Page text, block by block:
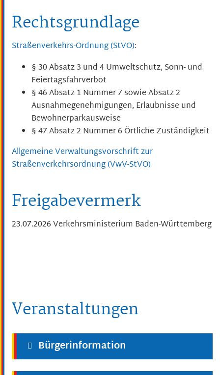
Rechtsgrundlage
Straßenverkehrs-Ordnung (StVO):
§ 30 Absatz 3 und 4 Umweltschutz, Sonn- und
Feiertagsfahrverbot
§ 46 Absatz 1 Nummer 7 sowie Absatz 2
Ausnahmegenehmigungen, Erlaubnisse und
Bewohnerparkausweise
§ 47 Absatz 2 Nummer 6 Örtliche Zuständigkeit
Allgemeine Verwaltungsvorschrift zur
Straßenverkehrsordnung (VwV-StVO)
Freigabevermerk
23.07.2026 Verkehrsministerium Baden-Württemberg
Veranstaltungen
Bürgerinformation